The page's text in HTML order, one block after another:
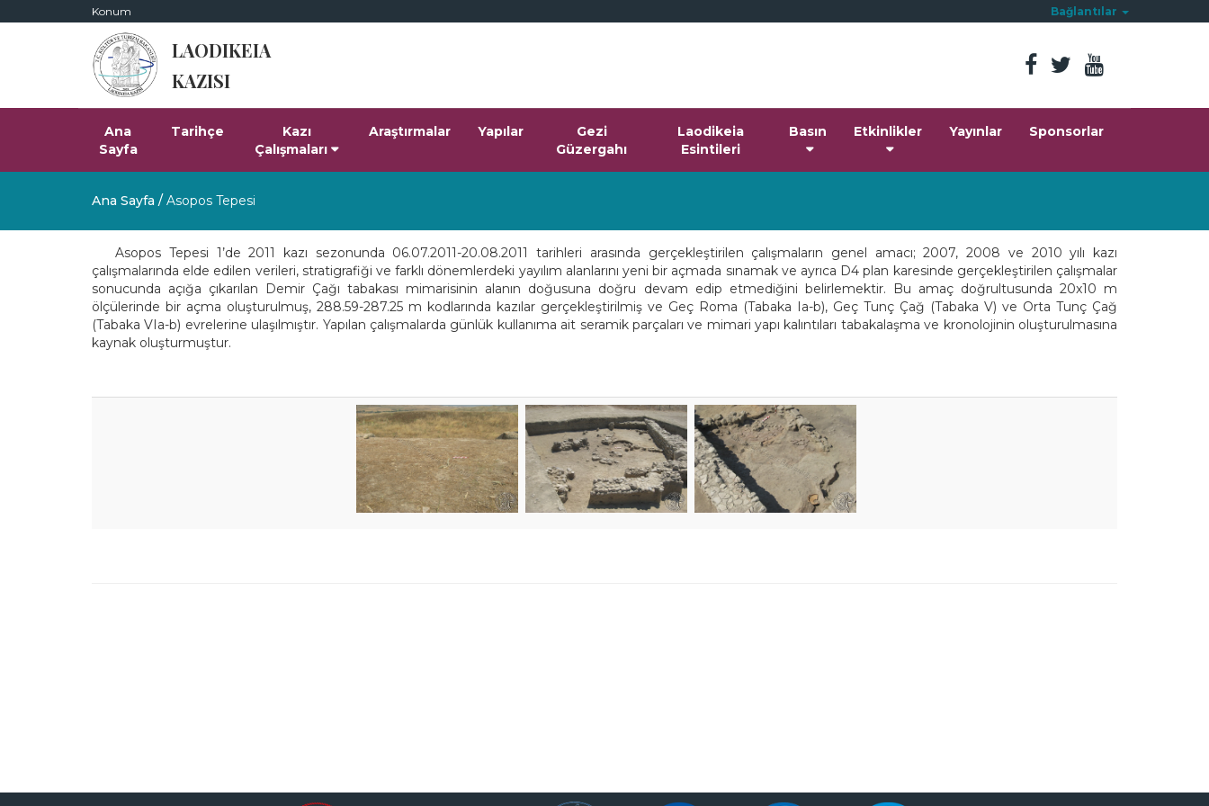
Konum Bağlantılar
LAODIKEIA
KAZISI
Ana
Sayfa
Tarihçe
Kazı
Çalışmaları
Araştırmalar Yapılar
Gezi
Güzergahı
Laodikeia
Esintileri
Basın Etkinlikler Yayınlar Sponsorlar
Ana Sayfa / Asopos Tepesi
Asopos Tepesi 1’de 2011 kazı sezonunda 06.07.2011-20.08.2011 tarihleri arasında gerçekleştirilen çalışmaların genel amacı; 2007, 2008 ve 2010 yılı kazı
çalışmalarında elde edilen verileri, stratigrafiği ve farklı dönemlerdeki yayılım alanlarını yeni bir açmada sınamak ve ayrıca D4 plan karesinde gerçekleştirilen çalışmalar
sonucunda açığa çıkarılan Demir Çağı tabakası mimarisinin alanın doğusuna doğru devam edip etmediğini belirlemektir. Bu amaç doğrultusunda 20x10 m
ölçülerinde bir açma oluşturulmuş, 288.59-287.25 m kodlarında kazılar gerçekleştirilmiş ve Geç Roma (Tabaka Ia-b), Geç Tunç Çağ (Tabaka V) ve Orta Tunç Çağ
(Tabaka VIa-b) evrelerine ulaşılmıştır. Yapılan çalışmalarda günlük kullanıma ait seramik parçaları ve mimari yapı kalıntıları tabakalaşma ve kronolojinin oluşturulmasına
kaynak oluşturmuştur.